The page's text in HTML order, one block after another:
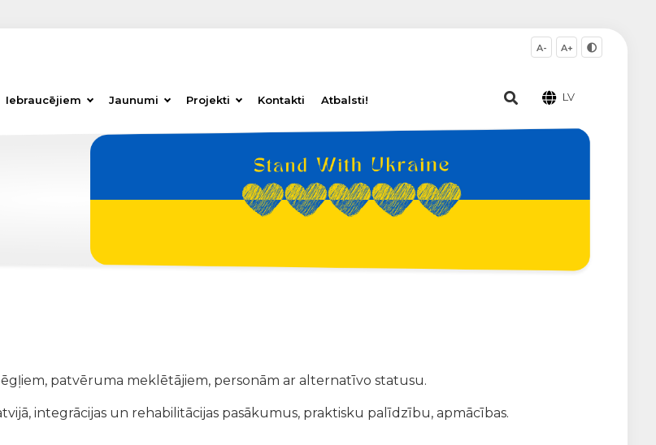
Iebraucējiem Jaunumi Projekti Kontakti Atbalsti!
A- A+
LV
patvēruma meklētājiem, personām ar alternatīvo statusu.
integrācijas un rehabilitācijas pasākumus, praktisku palīdzību, apmācības.